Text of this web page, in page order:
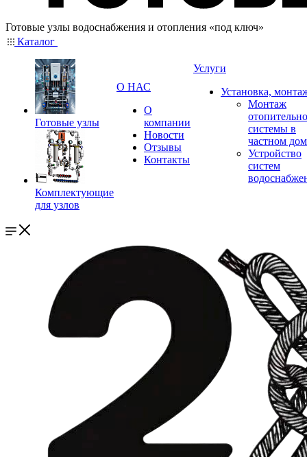
Готовые узлы водоснабжения и отопления «под ключ»
Каталог
Готовые узлы
Комплектующие
для узлов
О НАС
О
компании
Новости
Отзывы
Контакты
Услуги
Установка,
Монтаж
системы в
частном
Устройство
систем